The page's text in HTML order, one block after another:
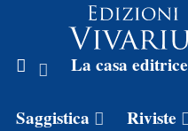
La casa editrice
Saggistica Riviste